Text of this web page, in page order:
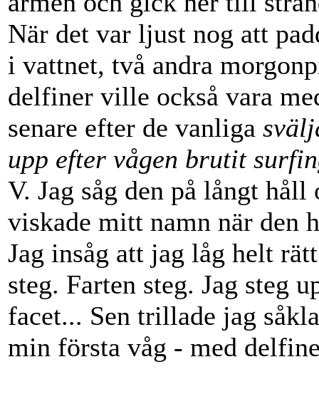
När det var ljust nog att
i vattnet, två andra
delfiner ville också vara
senare efter de vanliga
upp efter vågen brutit
V. Jag såg den på långt
viskade mitt namn när den
Jag insåg att jag låg helt
steg. Farten steg. Jag steg
facet... Sen trillade jag
min första våg - med